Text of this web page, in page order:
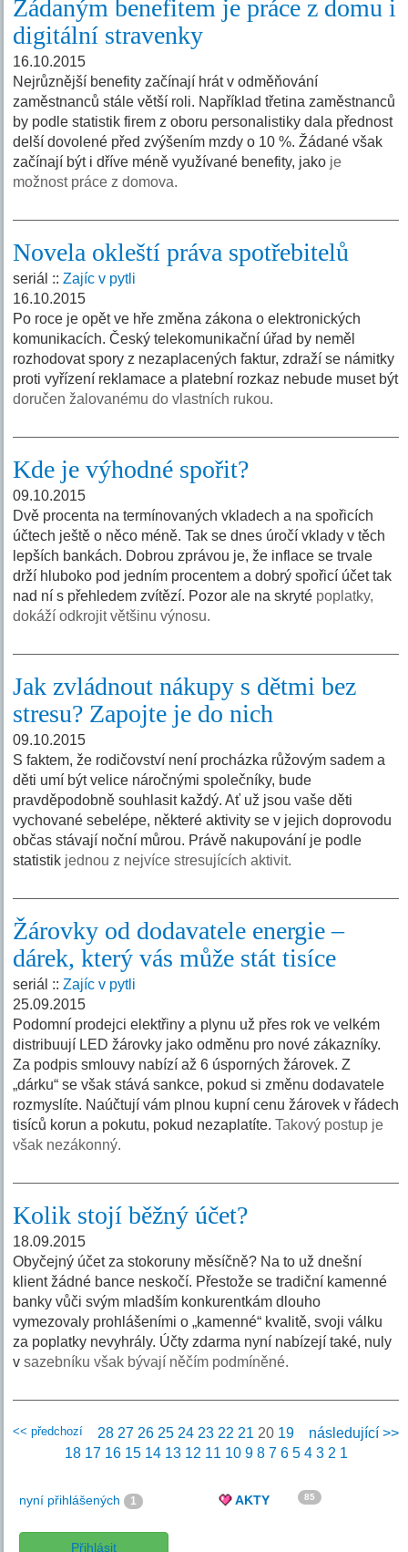
Žádaným benefitem je práce z domu i
digitální stravenky
16.10.2015
Nejrůznější benefity začínají hrát v odměňování
zaměstnanců stále větší roli. Například třetina zaměstnanců
by podle statistik firem z oboru personalistiky dala přednost
delší dovolené před zvýšením mzdy o 10 %. Žádané však
začínají být i dříve méně využívané benefity, jako je
možnost práce z domova.
Novela okleští práva spotřebitelů
seriál ::Zajíc v pytli
16.10.2015
Po roce je opět ve hře změna zákona o elektronických
komunikacích. Český telekomunikační úřad by neměl
rozhodovat spory z nezaplacených faktur, zdraží se námitky
proti vyřízení reklamace a platební rozkaz nebude muset být
doručen žalovanému do vlastních rukou.
Kde je výhodné spořit?
09.10.2015
Dvě procenta na termínovaných vkladech a na spořicích
účtech ještě o něco méně. Tak se dnes úročí vklady v těch
lepších bankách. Dobrou zprávou je, že inflace se trvale
drží hluboko pod jedním procentem a dobrý spořicí účet tak
nad ní s přehledem zvítězí. Pozor ale na skryté poplatky,
dokáží odkrojit většinu výnosu.
Jak zvládnout nákupy s dětmi bez
stresu? Zapojte je do nich
09.10.2015
S faktem, že rodičovství není procházka růžovým sadem a
děti umí být velice náročnými společníky, bude
pravděpodobně souhlasit každý. Ať už jsou vaše děti
vychované sebelépe, některé aktivity se v jejich doprovodu
občas stávají noční můrou. Právě nakupování je podle
statistik jednou z nejvíce stresujících aktivit.
Žárovky od dodavatele energie –
dárek, který vás může stát tisíce
seriál ::Zajíc v pytli
25.09.2015
Podomní prodejci elektřiny a plynu už přes rok ve velkém
distribuují LED žárovky jako odměnu pro nové zákazníky.
Za podpis smlouvy nabízí až 6 úsporných žárovek. Z
„dárku“ se však stává sankce, pokud si změnu dodavatele
rozmyslíte. Naúčtují vám plnou kupní cenu žárovek v řádech
tisíců korun a pokutu, pokud nezaplatíte.Takový postup je
však nezákonný.
Kolik stojí běžný účet?
18.09.2015
Obyčejný účet za stokoruny měsíčně? Na to už dnešní
klient žádné bance neskočí. Přestože se tradiční kamenné
banky vůči svým mladším konkurentkám dlouho
vymezovaly prohlášeními o „kamenné“ kvalitě, svoji válku
za poplatky nevyhrály. Účty zdarma nyní nabízejí také, nuly
vsazebníku však bývají něčím podmíněné.
<< předchozí následující >>
28 27 26 25 24 23 22 21 20 19
18 17 16 15 14 13 12 11 10 9 8 7 6 5 4 3 2 1
nyní přihlášených 1
Přihlásit
AKTY 85